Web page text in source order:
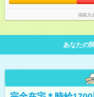
証！ まずは仕事を覚
金って稼げるの
気持ちに、収入面
掲載元
あなたの